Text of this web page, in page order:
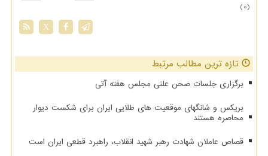
(0)
X
تازه ترین مطالب مرتبط
برگزاری جلسات صحن علنی مجلس هفته آتی
بریکس و شانگهای موقعیت های طلایی ایران برای شکست دیوار
محاصره هستند
قصاص عاملان شهادت رهبر شهید انقلاب، راهبرد قطعی ایران است